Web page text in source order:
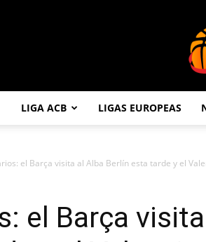
LIGA ACB LIGAS EUROPEAS
el Barça visita al Alba Berlín esta tarde y el
el Barça